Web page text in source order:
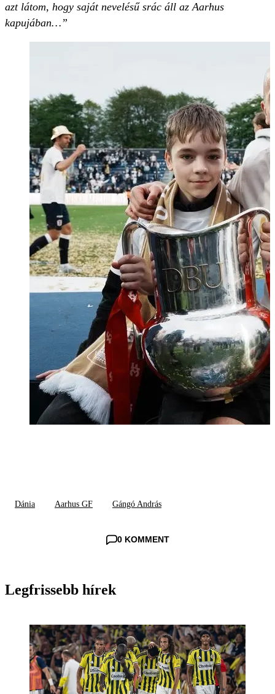
azt látom, hogy saját nevelésű srác áll az Aarhus
kapujában…”
Dánia Aarhus GF Gángó András
0 KOMMENT
Legfrissebb hírek